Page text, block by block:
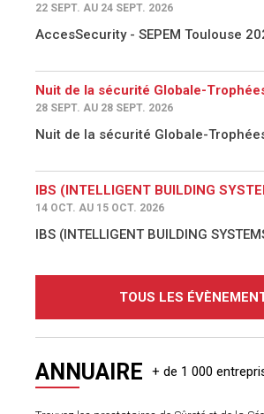
22 SEPT. AU 24 SEPT. 2026
AccesSecurity - SEPEM Toulouse
Nuit de la sécurité Globale-
28 SEPT. AU 28 SEPT. 2026
Nuit de la sécurité Globale-
IBS (INTELLIGENT BUILDING
14 OCT. AU 15 OCT. 2026
IBS (INTELLIGENT BUILDING
TOUS LES
ANNUAIRE